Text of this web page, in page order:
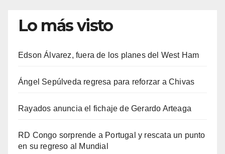
Lo más visto
Edson Álvarez, fuera de los planes del West Ham
Ángel Sepúlveda regresa para reforzar a Chivas
Rayados anuncia el fichaje de Gerardo Arteaga
RD Congo sorprende a Portugal y rescata un punto
en su regreso al Mundial